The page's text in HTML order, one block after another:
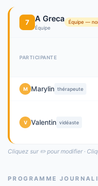
7 A Greca
Équipe
Équipe —
PARTICIPANTE
M Marylin thérapeute
V Valentin vidéaste
Cliquez sur ✏️ pour modifier ·
PROGRAMME